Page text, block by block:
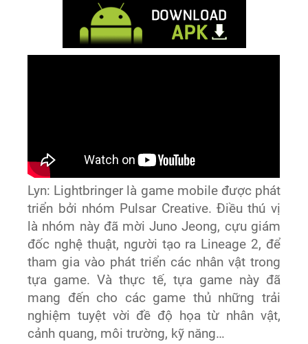
Lyn: Lightbringer là game mobile được phát
triển bởi nhóm Pulsar Creative. Điều thú vị
là nhóm này đã mời Juno Jeong, cựu giám
đốc nghệ thuật, người tạo ra Lineage 2, để
tham gia vào phát triển các nhân vật trong
tựa game. Và thực tế, tựa game này đã
mang đến cho các game thủ những trải
nghiệm tuyệt vời đề độ họa từ nhân vật,
cảnh quang, môi trường, kỹ năng…